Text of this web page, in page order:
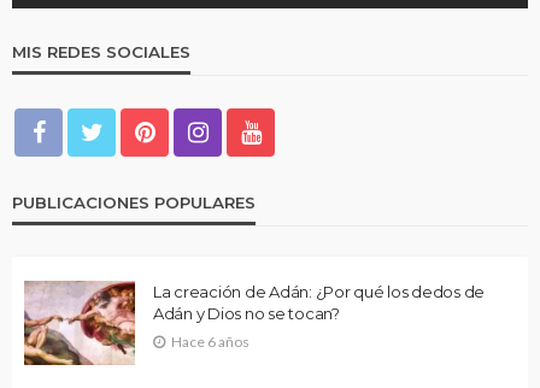
MIS REDES SOCIALES
PUBLICACIONES POPULARES
La creación de Adán: ¿Por qué los dedos de
Adán y Dios no se tocan?
Hace 6 años